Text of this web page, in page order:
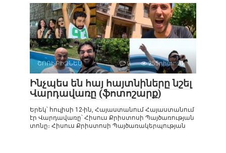
ՇՈՈՒ-ԲԻԶՆԵՍ 0 255դիտում
Ինչպես են հայ հայտնիները նշել
Վարդավառը (ֆոտոշարք)
Երեկ՝ հուլիսի 12-ին, Հայաստանում Հայաստանում
էր Վարդավառը՝ Հիսուս Քրիստոսի Պայծառության
տոնը։ Հիսուս Քրիստոսի Պայծառակերպության